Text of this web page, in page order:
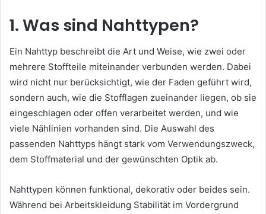
1. Was sind Nahttypen?
Ein Nahttyp beschreibt die Art und Weise, wie zwei oder
mehrere Stoffteile miteinander verbunden werden. Dabei
wird nicht nur berücksichtigt, wie der Faden geführt wird,
sondern auch, wie die Stofflagen zueinander liegen, ob sie
eingeschlagen oder offen verarbeitet werden, und wie
viele Nählinien vorhanden sind. Die Auswahl des
passenden Nahttyps hängt stark vom Verwendungszweck,
dem Stoffmaterial und der gewünschten Optik ab.
Nahttypen können funktional, dekorativ oder beides sein.
Während bei Arbeitskleidung Stabilität im Vordergrund